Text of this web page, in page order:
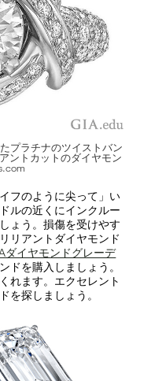
プラチナのツイストバン
ントカットのダイヤモン
フのように尖って」い
ルの近くにインクルー
ょう。損傷を受けやす
リアントダイヤモンド
ダイヤモンドグレーデ
ドを購入しましょう。
れます。エクセレント
を探しましょう。